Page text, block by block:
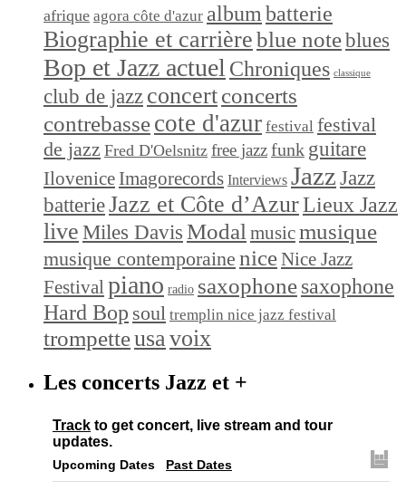
afrique agora côte d'azur albumbatterie
Biographie et carrièreblue noteblues
Bop et Jazz actuel Chroniques classique
club de jazz concertconcerts
contrebassecote d'azur festival festival
de jazz Fred D'Oelsnitz free jazzfunk guitare
Ilovenice Imagorecords Interviews Jazz Jazz
batterieJazz et Côte d’AzurLieux Jazz
live Miles Davis Modal musicmusique
musique contemporaine niceNice Jazz
Festivalpiano radio saxophonesaxophone
Hard Bop soul tremplin nice jazz festival
trompetteusavoix
Les concerts Jazz et +
Track to get concert, live stream and tour
updates.
Upcoming Dates Past Dates